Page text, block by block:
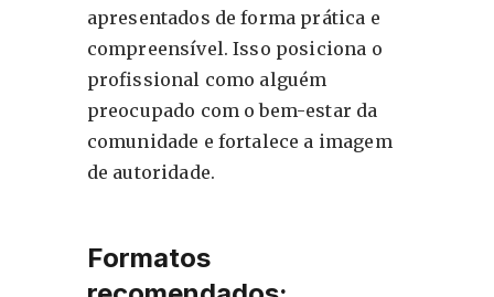
apresentados de forma prática e
compreensível. Isso posiciona o
profissional como alguém
preocupado com o bem-estar da
comunidade e fortalece a imagem
de autoridade.
Formatos